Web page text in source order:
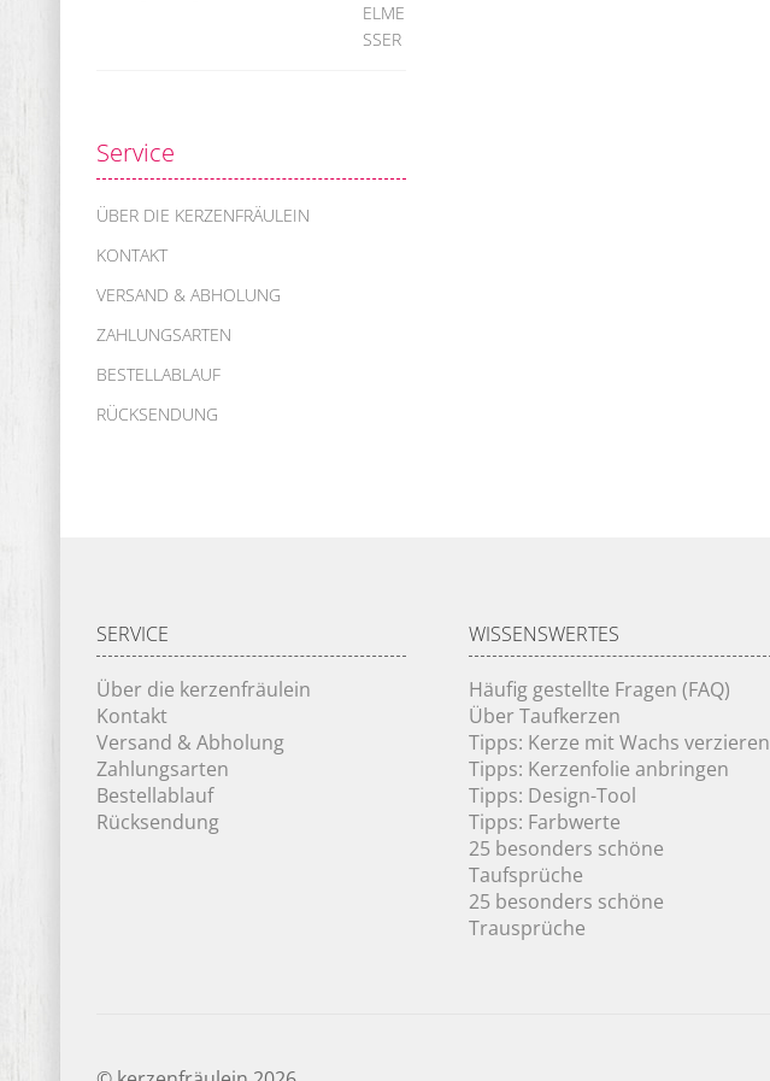
Service
ÜBER DIE KERZENFRÄULEIN
KONTAKT
VERSAND & ABHOLUNG
ZAHLUNGSARTEN
BESTELLABLAUF
RÜCKSENDUNG
SERVICE
Über die kerzenfräulein
Kontakt
Versand & Abholung
Zahlungsarten
Bestellablauf
Rücksendung
WISSENSWERTES
Häufig gestellte Fragen (FAQ)
Über Taufkerzen
Tipps: Kerze mit Wachs verzieren
Tipps: Kerzenfolie anbringen
Tipps: Design-Tool
Tipps: Farbwerte
25 besonders schöne
Taufsprüche
25 besonders schöne
Trausprüche